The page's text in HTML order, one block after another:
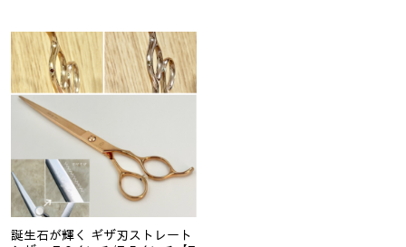
誕生石が輝く ギザ刃ストレート